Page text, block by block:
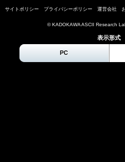
サイトポリシー プライバシーポリシー 運営会社
© KADOKAWA ASCII Research
表示形式
PC